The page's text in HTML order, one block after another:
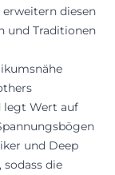
erweitern diesen
und Traditionen
legt Wert auf
und Deep
die